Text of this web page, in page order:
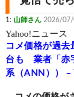
1: 山師さん 2026/07/
Yahoo!ニュース
コメ価格が過
台も 業者「赤
系（ANN）） –